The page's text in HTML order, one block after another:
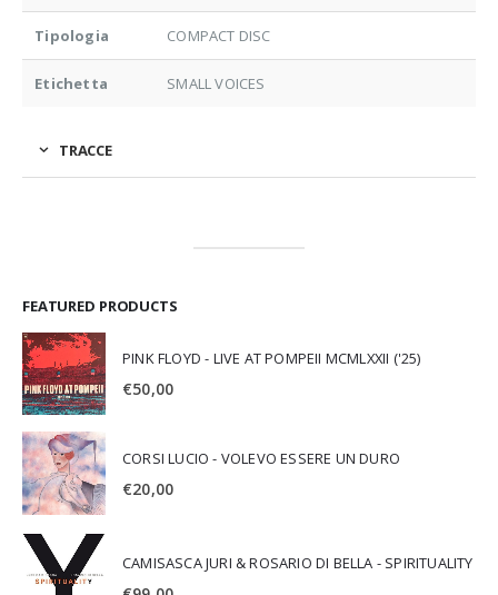
Tipologia COMPACT DISC
Etichetta SMALL VOICES
TRACCE
FEATURED PRODUCTS
PINK FLOYD - LIVE AT POMPEII MCMLXXII ('25)
€50,00
CORSI LUCIO - VOLEVO ESSERE UN DURO
€20,00
CAMISASCA JURI & ROSARIO DI BELLA - SPIRITUALITY